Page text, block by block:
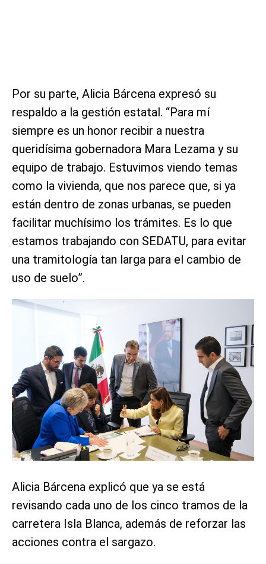
Por su parte, Alicia Bárcena expresó su
respaldo a la gestión estatal. “Para mí
siempre es un honor recibir a nuestra
queridísima gobernadora Mara Lezama y su
equipo de trabajo. Estuvimos viendo temas
como la vivienda, que nos parece que, si ya
están dentro de zonas urbanas, se pueden
facilitar muchísimo los trámites. Es lo que
estamos trabajando con SEDATU, para evitar
una tramitología tan larga para el cambio de
uso de suelo”.
Alicia Bárcena explicó que ya se está
revisando cada uno de los cinco tramos de la
carretera Isla Blanca, además de reforzar las
acciones contra el sargazo.